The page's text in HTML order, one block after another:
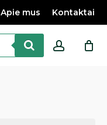
Apie mus Kontaktai